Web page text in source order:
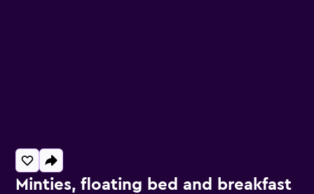
Minties, floating bed and breakfast